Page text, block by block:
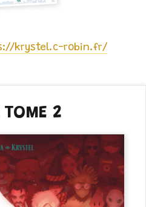
krystel.c-robin.fr/
TOME 2